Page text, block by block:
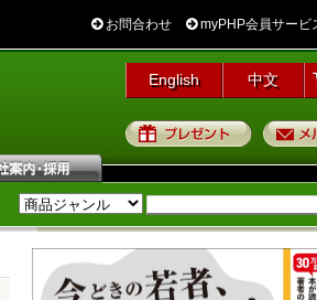
お問合わせ myPHP会員サービ
English 中文
プレゼント